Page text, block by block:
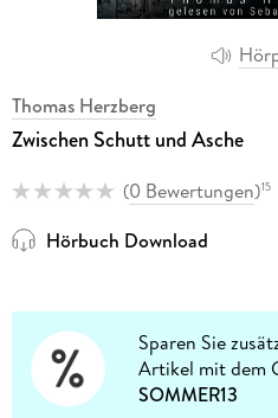
Thomas Herzberg
Zwischen Schutt und Asche
(0 Bewertungen)15
Hörbuch Download
Sparen Sie
Artikel mit dem
SOMMER13